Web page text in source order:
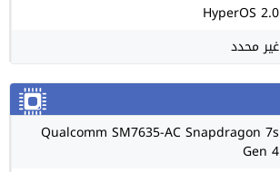
HyperOS 2.0
غير محدد
Qualcomm SM7635-AC Snapdragon 7s
Gen 4